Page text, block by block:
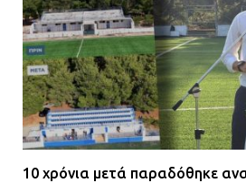
10 χρόνια μετά παραδόθηκε